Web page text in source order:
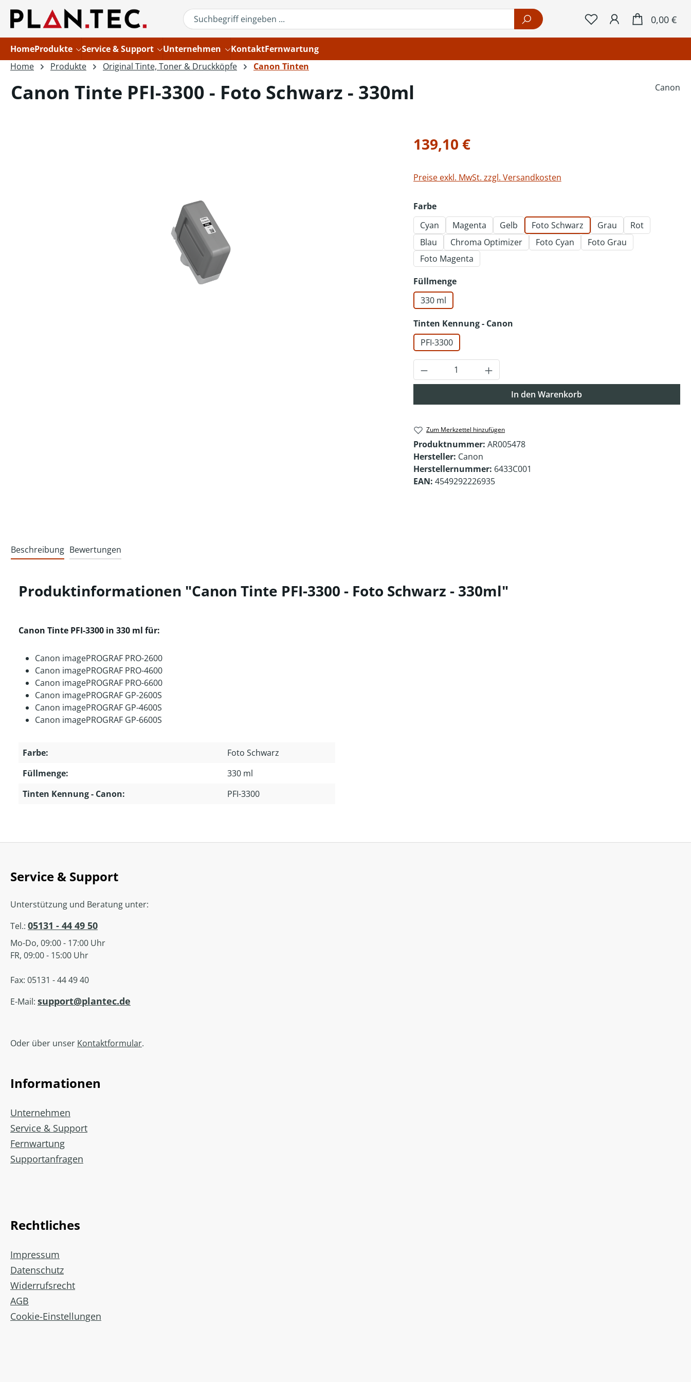
Hauptinhalt springen
Zur Suche springen
0,00 €
HomeProdukte Service & Support Unternehmen KontaktFernwartung
Home
Produkte Original Tinte, Toner & Druckköpfe Canon Tinten
Canon Tinte PFI-3300 - Foto Schwarz - 330ml Canon
Regulärer Preis:
139,10 €
Preise exkl. MwSt. zzgl. Versandkosten
Farbeauswählen
Cyan
Magenta Gelb Foto Schwarz Grau
Rot
Blau
Chroma Optimizer Foto Cyan
Foto Grau
Foto Magenta
Füllmengeauswählen
330 ml
Tinten Kennung - Canonauswählen
PFI-3300
Produkt Anzahl: Gib den gewünschten Wert
In den Warenkorb
Zum Merkzettel hinzufügen
Produktnummer: AR005478
Hersteller: Canon
Herstellernummer: 6433C001
EAN: 4549292226935
Beschreibung Bewertungen
Produktinformationen "Canon Tinte PFI-3300 - Foto Schwarz - 330ml"
Canon Tinte PFI-3300 in 330 ml für:
Canon imagePROGRAF PRO-2600
Canon imagePROGRAF PRO-4600
Canon imagePROGRAF PRO-6600
Canon imagePROGRAF GP-2600S
Canon imagePROGRAF GP-4600S
Canon imagePROGRAF GP-6600S
Farbe:
Foto Schwarz
Füllmenge:
330 ml
Tinten Kennung - Canon:
PFI-3300
Service & Support
Unterstützung und Beratung unter:
Tel.: 05131 - 44 49 50
Mo-Do, 09:00 - 17:00 Uhr
FR, 09:00 - 15:00 Uhr
Fax: 05131 - 44 49 40
E-Mail: support@plantec.de
Oder über unser Kontaktformular.
Informationen
Unternehmen
Service & Support
Fernwartung
Supportanfragen
Rechtliches
Impressum
Datenschutz
Widerrufsrecht
AGB
Cookie-Einstellungen